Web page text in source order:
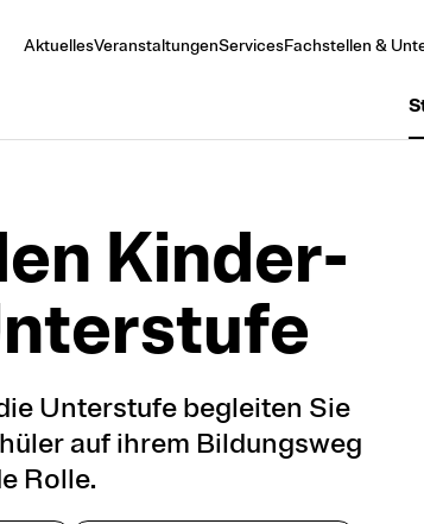
AktuellesVeranstaltungenServicesFachstellen &
Kin­der­
Unterstufe begleiten Sie
auf ihrem Bildungsweg
Rolle.